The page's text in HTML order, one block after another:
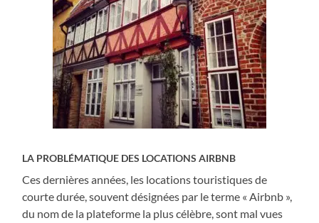
LA PROBLÉMATIQUE DES LOCATIONS AIRBNB
Ces dernières années, les locations touristiques de
courte durée, souvent désignées par le terme « Airbnb »,
du nom de la plateforme la plus célèbre, sont mal vues